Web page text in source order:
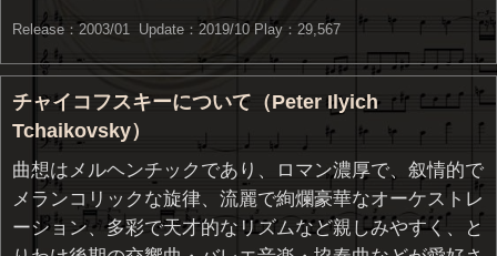
Release：2003/01 Update：2019/10 Play：29,567
チャイコフスキーについて（Peter Ilyich
Tchaikovsky）
曲想はメルヘンチックであり、ロマン濃厚で、叙情的で
メランコリックな旋律、流麗で絢爛豪華なオーケストレ
ーション、多彩で天才的なリズムなど親しみやすく、と